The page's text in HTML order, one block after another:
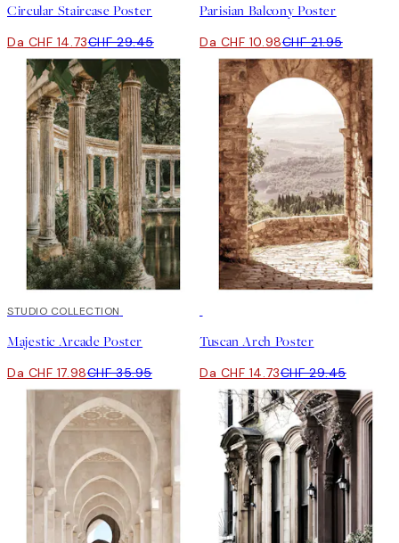
Circular Staircase Poster
Da CHF 14.73CHF 29.45
Parisian Balcony Poster
Da CHF 10.98CHF 21.95
50%*
STUDIO COLLECTION
Majestic Arcade Poster
Da CHF 17.98CHF 35.95
Tuscan Arch Poster
Da CHF 14.73CHF 29.45